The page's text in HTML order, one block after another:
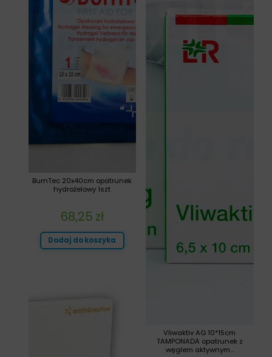
Vliwaktiv AG 10*15cm
TAMPONADA opatrunek z
węglem aktywnym...
BurnTec 20x40cm opatrunek
hydrożelowy 1szt
68,25 zł
Dodaj do koszyka